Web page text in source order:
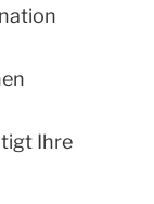
Ihre